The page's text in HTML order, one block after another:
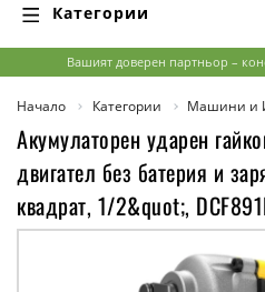
Категории
Вашият доверен партньор –
Начало Категории Машини и
Акумулаторен ударен
двигател без батерия и
квадрат, 1/2&quot;,